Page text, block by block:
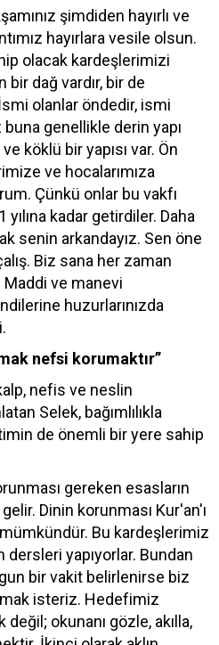
şimdiden hayırlı ve
hayırlara vesile olsun.
olacak kardeşlerimizi
dağ vardır, bir de
olanlar öndedir, ismi
buna genellikle derin yapı
köklü bir yapısı var. Ön
ve hocalarımıza
Çünkü onlar bu vakfı
yılına kadar getirdiler. Daha
senin arkandayız. Sen öne
Biz sana her zaman
Maddi ve manevi
huzurlarınızda
nefsi korumaktır”
nefis ve neslin
Selek, bağımlılıkla
de önemli bir yere sahip
gereken esasların
Dinin korunması Kur'an'ı
Bu kardeşlerimiz
yapıyorlar. Bundan
bir vakit belirlenirse biz
isteriz. Hedefimiz
değil; okunanı gözle, akılla,